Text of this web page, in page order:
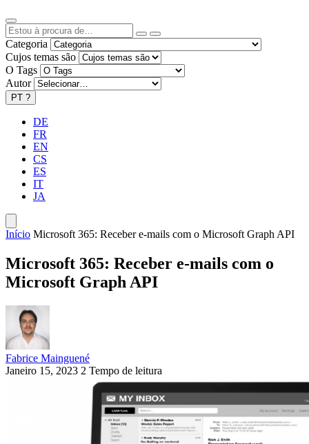
Categoria
Cujos temas são
O Tags
Autor
PT ?
DE
FR
EN
CS
ES
IT
JA
Início Microsoft 365: Receber e-mails com o Microsoft Graph API
Microsoft 365: Receber e-mails com o
Microsoft Graph API
Fabrice Mainguené
Janeiro 15, 2023 2 Tempo de leitura